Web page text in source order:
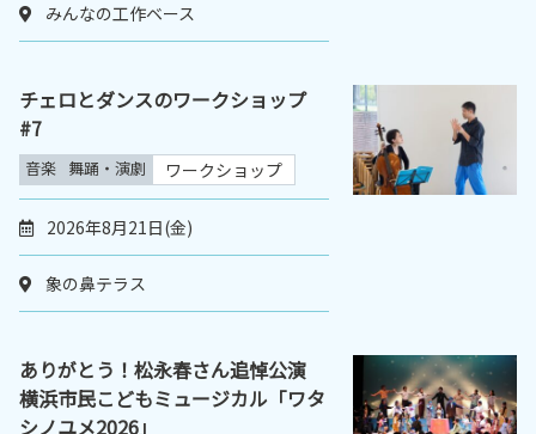
みんなの工作ベース
チェロとダンスのワークショップ
#7
音楽 舞踊・演劇 ワークショップ
2026年8月21日(金)
象の鼻テラス
ありがとう！松永春さん追悼公演
横浜市民こどもミュージカル「ワタ
シノユメ2026」